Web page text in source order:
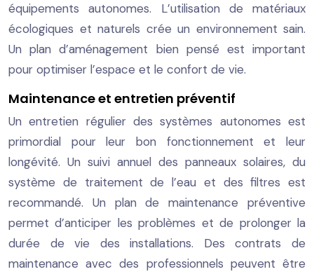
équipements autonomes. L’utilisation de matériaux
écologiques et naturels crée un environnement sain.
Un plan d’aménagement bien pensé est important
pour optimiser l’espace et le confort de vie.
Maintenance et entretien préventif
Un entretien régulier des systèmes autonomes est
primordial pour leur bon fonctionnement et leur
longévité. Un suivi annuel des panneaux solaires, du
système de traitement de l’eau et des filtres est
recommandé. Un plan de maintenance préventive
permet d’anticiper les problèmes et de prolonger la
durée de vie des installations. Des contrats de
maintenance avec des professionnels peuvent être